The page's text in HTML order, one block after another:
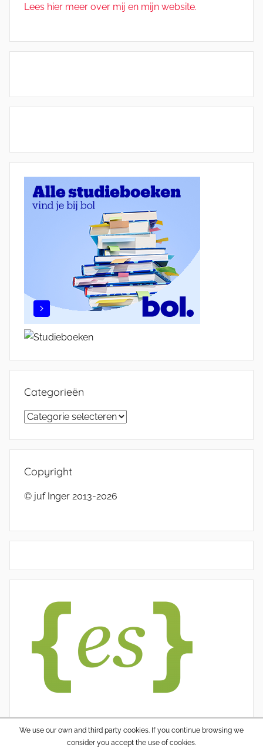
Lees hier meer over mij en mijn website.
Categorieën
Categorieën
Copyright
© juf Inger 2013-2026
We use our own and third party cookies. If you continue browsing we
consider you accept the use of cookies.